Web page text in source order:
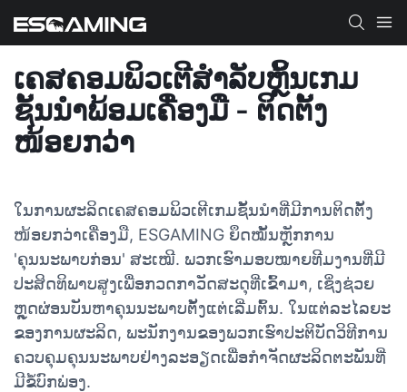
ເຄສຄອມພິວເຕີສຳລັບຫຼິ້ນເກມ
ຊັ້ນນຳພ້ອມເຄື່ອງມື - ຕິດຕັ້ງ
ໜ້ອຍກວ່າ
ໃນການຜະລິດເຄສຄອມພິວເຕີເກມຊັ້ນນຳທີ່ມີການຕິດຕັ້ງ
ໜ້ອຍກວ່າເຄື່ອງມື, ESGAMING ຍຶດໝັ້ນຫຼັກການ
'ຄຸນນະພາບກ່ອນ' ສະເໝີ. ພວກເຮົາມອບໝາຍທີມງານທີ່ມີ
ປະສິດທິພາບສູງເພື່ອກວດກາວັດສະດຸທີ່ເຂົ້າມາ, ເຊິ່ງຊ່ວຍ
ຫຼຸດຜ່ອນບັນຫາຄຸນນະພາບຕັ້ງແຕ່ເລີ່ມຕົ້ນ. ໃນແຕ່ລະໄລຍະ
ຂອງການຜະລິດ, ພະນັກງານຂອງພວກເຮົາປະຕິບັດວິທີການ
ຄວບຄຸມຄຸນນະພາບຢ່າງລະອຽດເພື່ອກຳຈັດຜະລິດຕະພັນທີ່
ມີຂໍ້ບົກພ່ອງ.